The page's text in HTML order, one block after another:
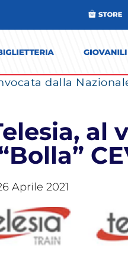
dalla
al
Aprile 2021